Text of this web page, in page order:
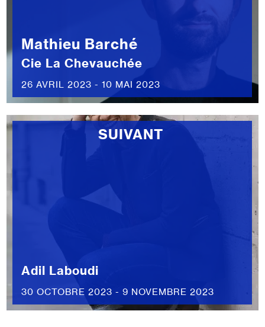
Mathieu Barché
Cie La Chevauchée
26 AVRIL 2023 - 10 MAI 2023
SUIVANT
Adil Laboudi
30 OCTOBRE 2023 - 9 NOVEMBRE 2023